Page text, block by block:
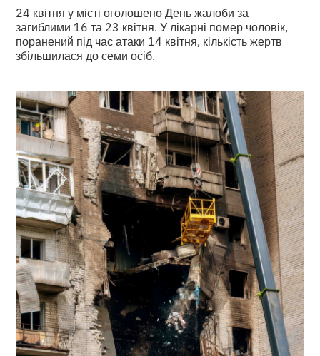
24 квітня у місті оголошено День жалоби за
загиблими 16 та 23 квітня. У лікарні помер чоловік,
поранений під час атаки 14 квітня, кількість жертв
збільшилася до семи осіб.